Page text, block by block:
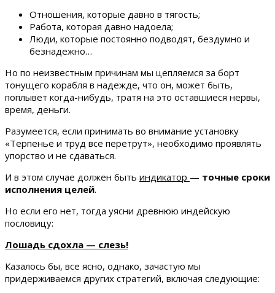
Отношения, которые давно в тягость;
Работа, которая давно надоела;
Люди, которые постоянно подводят, бездумно и
безнадежно…
Но по неизвестным причинам мы цепляемся за борт
тонущего корабля в надежде, что он, может быть,
поплывет когда-нибудь, тратя на это оставшиеся нервы,
время, деньги.
Разумеется, если принимать во внимание установку
«Терпенье и труд все перетрут», необходимо проявлять
упорство и не сдаваться.
И в этом случае должен быть индикатор — точные сроки
исполнения целей.
Но если его нет, тогда уясни древнюю индейскую
пословицу:
Лошадь сдохла — слезь!
Казалось бы, все ясно, однако, зачастую мы
придерживаемся других стратегий, включая следующие: